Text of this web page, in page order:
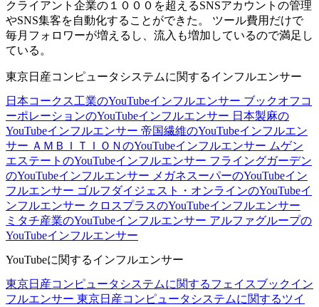
クライアント企業の１０００を超えるSNSアカウントの管理
やSNS集客を自動化することができた。 ツール費用だけで
毎月フォロワーが増えるし、流入も増加しているので満足し
ている。
東京日産コンピュータシステムに関するインフルエンサー
日本コークス工業のYouTubeインフルエンサー ブックオフコ
ーポレーションのYouTubeインフルエンサー 日本製麻の
YouTubeインフルエンサー 帝国繊維のYouTubeインフルエン
サー ＡＭＢＩＴＩＯＮのYouTubeインフルエンサー ムゲン
エステートのYouTubeインフルエンサー フライングガーデン
のYouTubeインフルエンサー メガネスーパーのYouTubeイン
フルエンサー ゴルフダイジェスト・オンラインのYouTubeイ
ンフルエンサー クロスプラスのYouTubeインフルエンサー
ミタチ産業のYouTubeインフルエンサー アルファグループの
YouTubeインフルエンサー
YouTubeに関するインフルエンサー
東京日産コンピュータシステムに関するフェイスブックイン
フルエンサー 東京日産コンピュータシステムに関するツイ